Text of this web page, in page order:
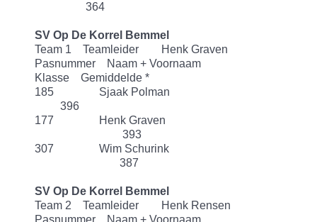
364
SV Op De Korrel Bemmel
Team 1 Teamleider Henk Graven
Pasnummer Naam + Voornaam
Klasse Gemiddelde *
185 Sjaak Polman
396
177 Henk Graven
393
307 Wim Schurink
387
SV Op De Korrel Bemmel
Team 2 Teamleider Henk Rensen
Pasnummer Naam + Voornaam